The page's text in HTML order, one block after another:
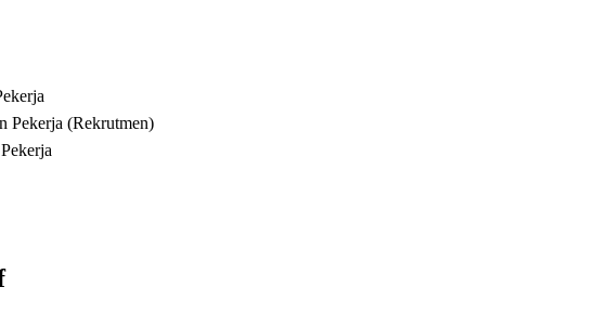
Pekerja (Rekrutmen)